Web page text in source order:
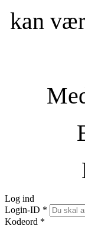
kan
Log ind
Login-ID *
Kodeord *